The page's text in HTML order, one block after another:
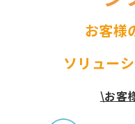
お客様
ソリュー
\お客